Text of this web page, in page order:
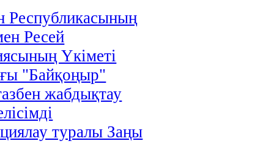
Республикасының
Ресей
Үкіметі
"Байқоңыр"
жабдықтау
туралы Заңы